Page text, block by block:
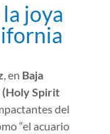
joya
, en Baja
(Holy Spirit
del
“el acuario